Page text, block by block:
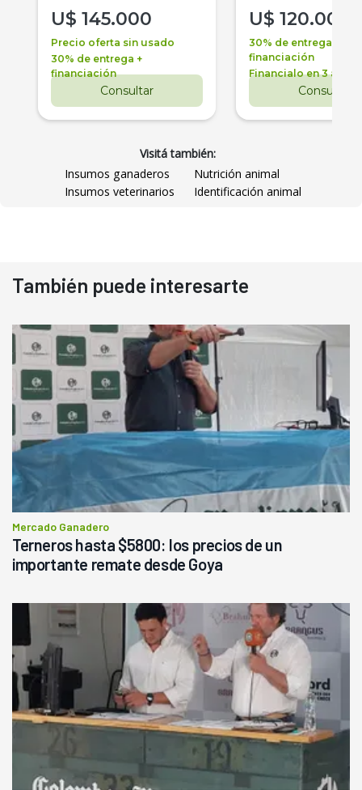
U$ 145.000
Precio oferta sin usado
30% de entrega +
financiación
Consultar
U$ 120.000
30% de entrega +
financiación
Financialo en 3 años
Consultar
Visitá también:
Insumos ganaderos
Nutrición animal
Insumos veterinarios
Identificación animal
También puede interesarte
Mercado Ganadero
Terneros hasta $5800: los precios de un
importante remate desde Goya